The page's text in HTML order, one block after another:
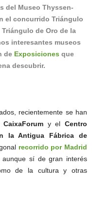
del Museo Thyssen-
el concurrido Triángulo
de Oro de la
interesantes museos
de Exposiciones que
descubrir.
recientemente se han
CaixaForum y el Centro
la Antigua Fábrica de
recorrido por Madrid
aunque sí de gran interés
de la cultura y otras